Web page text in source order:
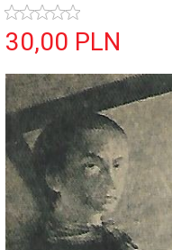
30,00 PLN